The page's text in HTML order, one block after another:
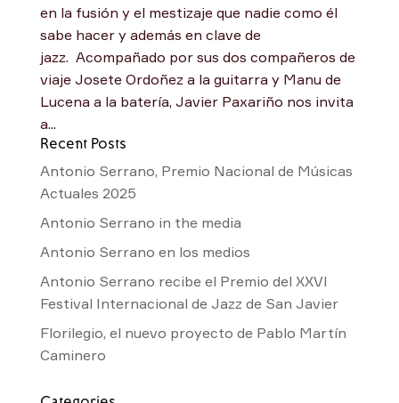
en la fusión y el mestizaje que nadie como él
sabe hacer y además en clave de
jazz. Acompañado por sus dos compañeros de
viaje Josete Ordoñez a la guitarra y Manu de
Lucena a la batería, Javier Paxariño nos invita
a...
Recent Posts
Antonio Serrano, Premio Nacional de Músicas
Actuales 2025
Antonio Serrano in the media
Antonio Serrano en los medios
Antonio Serrano recibe el Premio del XXVI
Festival Internacional de Jazz de San Javier
Florilegio, el nuevo proyecto de Pablo Martín
Caminero